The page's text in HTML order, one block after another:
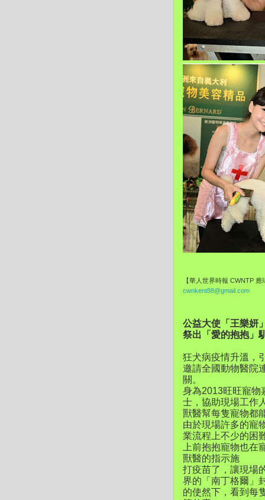
【華人世界時報 CWNTP
cwnkent88@gmail.com
公益大使「王樂妍
祭出「愛的抱抱」
狂犬病疫情升溫，
邀請全國動物醫院
關。
身為2013旺旺寵物
士，協助現場工作
獸醫幫每隻寵物都
由於現場許多的寵
業流程上不少的困
上前抱抱寵物也
獸醫的指示施
打疫苗了，讓現場
界的「南丁格爾」
的使然下，看到每